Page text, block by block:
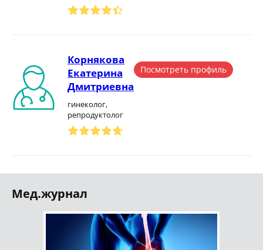
Корнякова
Екатерина
Дмитриевна
гинеколог,
репродуктолог
Посмотреть профиль
Мед.журнал